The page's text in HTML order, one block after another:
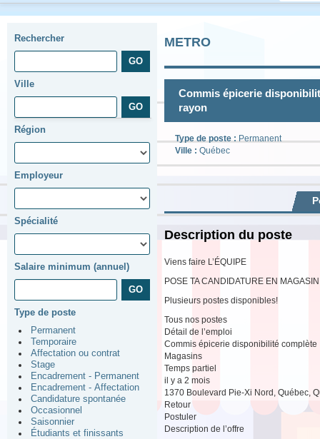
Rechercher
Ville
Région
Employeur
Spécialité
Salaire minimum (annuel)
Type de poste
Permanent
Temporaire
Affectation ou contrat
Stage
Encadrement - Permanent
Encadrement - Affectation
Candidature spontanée
Occasionnel
Saisonnier
Étudiants et finissants
METRO
Commis épicerie
rayon
Type de poste :Permanent
Ville : Québec
Description du poste
Viens faire L’ÉQUIPE
POSE TA CANDIDATURE EN
Plusieurs postes disponibles!
Tous nos postes
Détail de l’emploi
Commis épicerie disponibilité complète
Magasins
Temps partiel
il y a 2 mois
1370 Boulevard Pie-Xi Nord, Québec,
Retour
Postuler
Description de l’offre